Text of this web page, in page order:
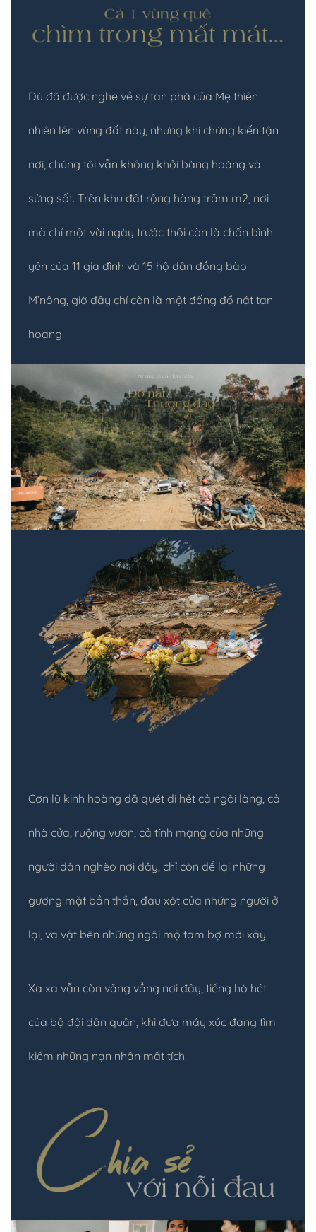
Dù đã được nghe về sự tàn phá của Mẹ thiên
nhiên lên vùng đất này, nhưng khi chứng kiến tận
nơi, chúng tôi vẫn không khỏi bàng hoàng và
sửng sốt. Trên khu đất rộng hàng trăm m2, nơi
mà chỉ một vài ngày trước thôi còn là chốn bình
yên của 11 gia đình và 15 hộ dân đồng bào
M’nông, giờ đây chỉ còn là một đống đổ nát tan
hoang.
Cơn lũ kinh hoàng đã quét đi hết cả ngôi làng, cả
nhà cửa, ruộng vườn, cả tính mạng của những
người dân nghèo nơi đây, chỉ còn để lại những
gương mặt bần thần, đau xót của những người ở
lại, vạ vật bên những ngôi mộ tạm bợ mới xây.
Xa xa vẫn còn văng vẳng nơi đây, tiếng hò hét
của bộ đội dân quân, khi đưa máy xúc đang tìm
kiếm những nạn nhân mất tích.